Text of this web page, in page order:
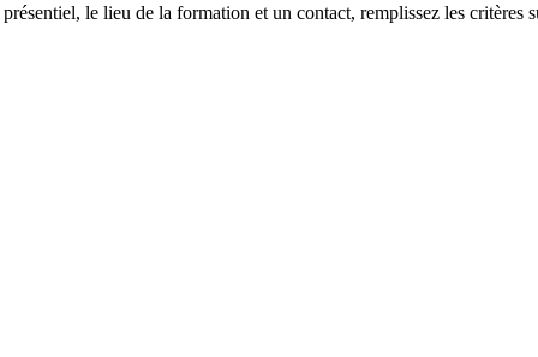
le lieu de la formation et un contact, remplissez les critères